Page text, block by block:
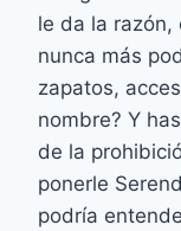
le da la razón,
nunca más
zapatos,
nombre? Y
de la
ponerle
podría